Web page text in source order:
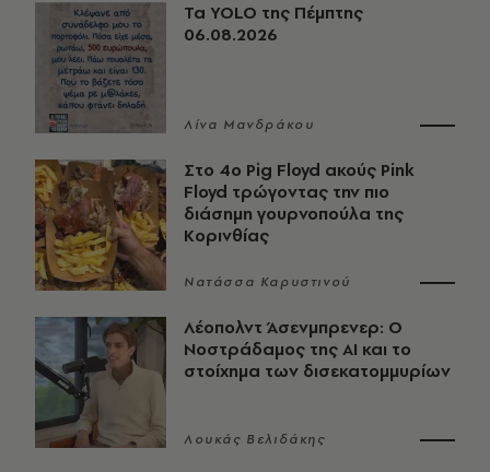
Τα YOLO της Πέμπτης
06.08.2026
Λίνα Μανδράκου
Στο 4ο Pig Floyd ακούς Pink
Floyd τρώγοντας την πιο
διάσημη γουρνοπούλα της
Κορινθίας
Νατάσσα Καρυστινού
Λέοπολντ Άσενμπρενερ: Ο
Νοστράδαμος της AI και το
στοίχημα των δισεκατομμυρίων
Λουκάς Βελιδάκης